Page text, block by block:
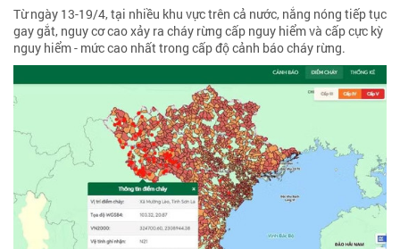
Từ ngày 13-19/4, tại nhiều khu vực trên cả nước, nắng nóng tiếp tục
gay gắt, nguy cơ cao xảy ra cháy rừng cấp nguy hiểm và cấp cực kỳ
nguy hiểm - mức cao nhất trong cấp độ cảnh báo cháy rừng.